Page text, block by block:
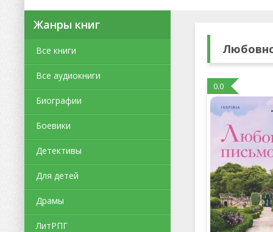
Жанры книг
Все книги
Все аудиокниги
Биографии
Боевики
Детективы
Для детей
Драмы
ЛитРПГ
0.0